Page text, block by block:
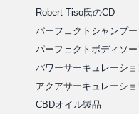
Robert Tiso氏のCD
パーフェクトシャンプー
パーフェクトボディソ
パワーサーキュレーショ
アクアサーキュレーショ
CBDオイル製品